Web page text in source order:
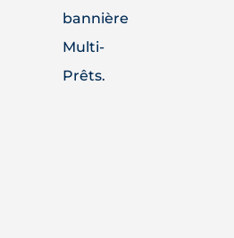
bannière
Multi-
Prêts.